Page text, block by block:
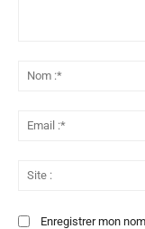
Enregistrer mon